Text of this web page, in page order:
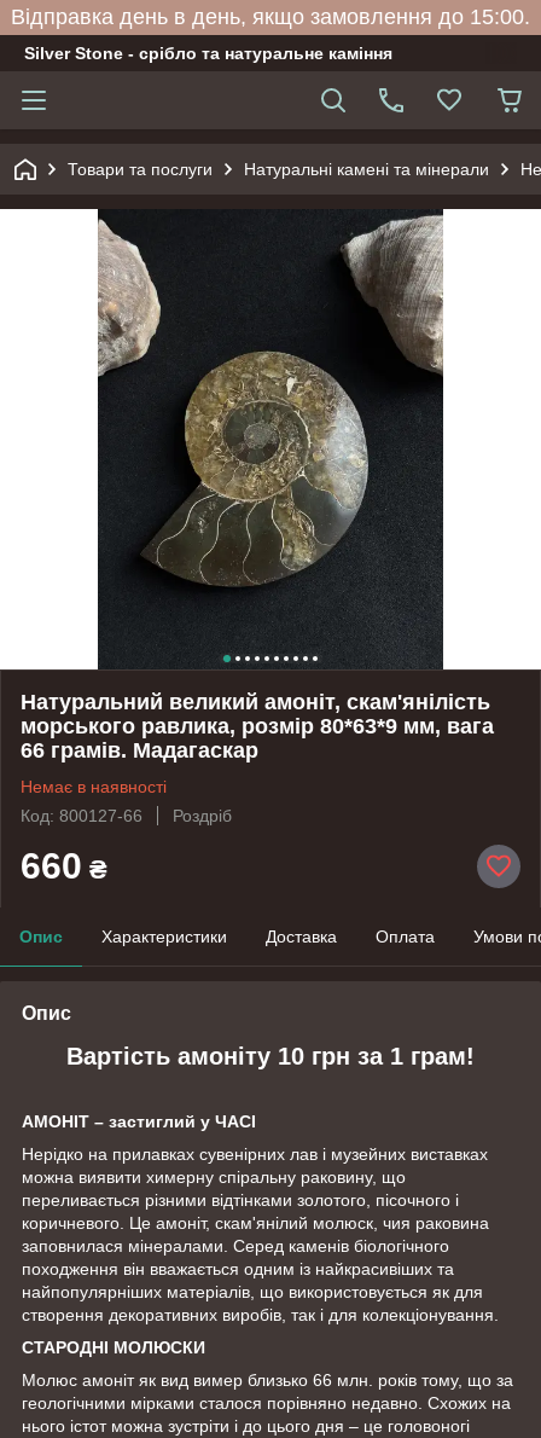
Відправка день в день, якщо замовлення до 15:00.
Silver Stone - срібло та натуральне каміння
Товари та послуги Натуральні камені та мінерали
Натуральний великий амоніт, скам'янілість
морського равлика, розмір 80*63*9 мм, вага
66 грамів. Мадагаскар
Немає в наявності
Код: 800127-66
Роздріб
660 ₴
Опис Характеристики Доставка Оплата Умови
Опис
Вартість амоніту 10 грн за 1 грам!
АМОНІТ – застиглий у ЧАСІ
Нерідко на прилавках сувенірних лав і музейних виставках
можна виявити химерну спіральну раковину, що
переливається різними відтінками золотого, пісочного і
коричневого. Це амоніт, скам'янілий молюск, чия раковина
заповнилася мінералами. Серед каменів біологічного
походження він вважається одним із найкрасивіших та
найпопулярніших матеріалів, що використовується як для
створення декоративних виробів, так і для колекціонування.
СТАРОДНІ МОЛЮСКИ
Молюс амоніт як вид вимер близько 66 млн. років тому, що за
геологічними мірками сталося порівняно недавно. Схожих на
нього істот можна зустріти і до цього дня – це головоногі